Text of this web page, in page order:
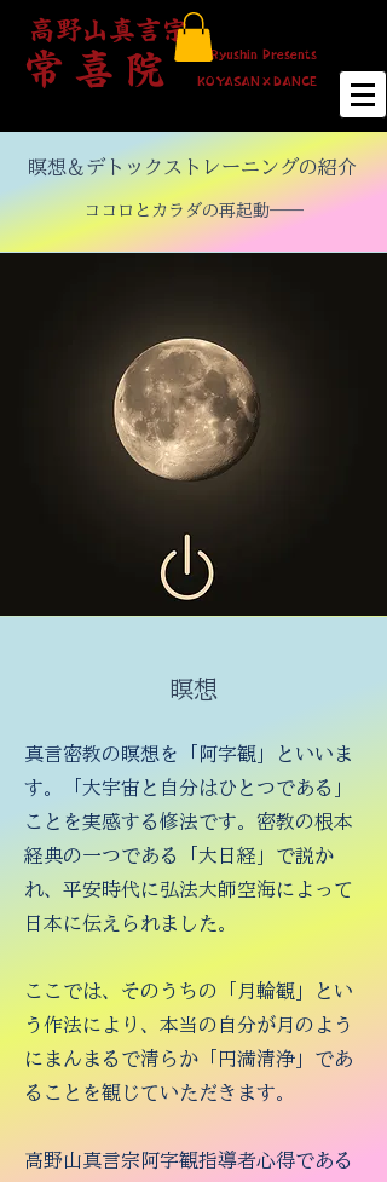
Ryushin Presents
KOYASAN×DANCE
常 喜 院
​高野山真言宗
瞑想＆デトックストレーニングの紹介
ココロとカラダの再起動――
​瞑想
真言密教の瞑想を「阿字観」といいま
す。「大宇宙と自分はひとつである」
ことを実感する修法です。密教の根本
経典の一つである「大日経」で説か
れ、平安時代に弘法大師空海によって
日本に伝えられました。
ここでは、そのうちの「月輪観」とい
う作法により、本当の自分が月のよう
にまんまるで清らか「円満清浄」であ
ることを観じていただきます。
高野山真言宗阿字観指導者心得である